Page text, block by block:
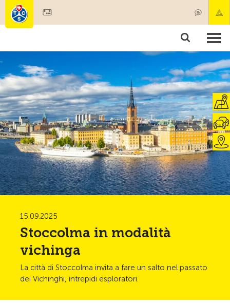
Societariato & prestazioni
Test, sicurezza & salute
15.09.2025
Stoccolma in modalità
vichinga
La città di Stoccolma invita a fare un salto nel passato
dei Vichinghi, intrepidi esploratori.